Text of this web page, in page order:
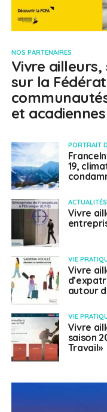
NOS PARTENAIRES
Vivre ailleurs,
sur la
et
PORTRAIT
19,
Vivre
VIE
Vivre
autour
VIE
Vivre
saison
Travail»